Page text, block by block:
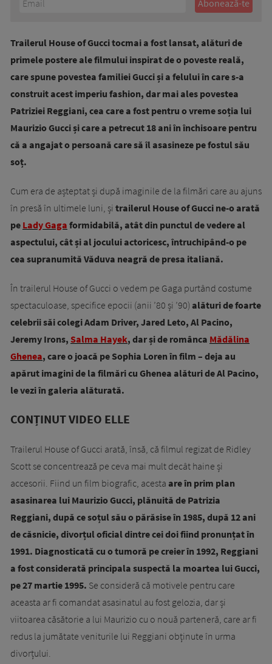
Trailerul House of Gucci tocmai a fost lansat, alături de
primele postere ale filmului inspirat de o poveste reală,
care spune povestea familiei Gucci și a felului în care s-a
construit acest imperiu fashion, dar mai ales povestea
Patriziei Reggiani, cea care a fost pentru o vreme soția lui
Maurizio Gucci și care a petrecut 18 ani în închisoare pentru
că a angajat o persoană care să îl asasineze pe fostul său
soț.
Cum era de așteptat și după imaginile de la filmări care au ajuns
în presă în ultimele luni, și trailerul House of Gucci ne-o arată
pe Lady Gaga formidabilă, atât din punctul de vedere al
aspectului, cât și al jocului actoricesc, întruchipând-o pe
cea supranumită Văduva neagră de presa italiană.
În trailerul House of Gucci o vedem pe Gaga purtând costume
spectaculoase, specifice epocii (anii ’80 și ’90) alături de foarte
celebrii săi colegi Adam Driver, Jared Leto, Al Pacino,
Jeremy Irons, Salma Hayek, dar și de românca Mădălina
Ghenea, care o joacă pe Sophia Loren în film – deja au
apărut imagini de la filmări cu Ghenea alături de Al Pacino,
le vezi în galeria alăturată.
CONȚINUT VIDEO ELLE
Trailerul House of Gucci arată, însă, că filmul regizat de Ridley
Scott se concentrează pe ceva mai mult decât haine și
accesorii. Fiind un film biografic, acesta are în prim plan
asasinarea lui Maurizio Gucci, plănuită de Patrizia
Reggiani, după ce soțul său o părăsise în 1985, după 12 ani
de căsnicie, divorțul oficial dintre cei doi fiind pronunțat în
1991. Diagnosticată cu o tumoră pe creier în 1992, Reggiani
a fost considerată principala suspectă la moartea lui Gucci,
pe 27 martie 1995. Se consideră că motivele pentru care
aceasta ar fi comandat asasinatul au fost gelozia, dar și
viitoarea căsătorie a lui Maurizio cu o nouă parteneră, care ar fi
redus la jumătate veniturile lui Reggiani obținute în urma
divorțului.